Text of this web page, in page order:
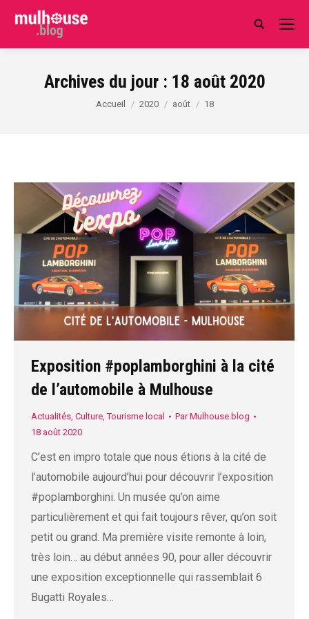
Search:
Archives du jour : 18 août 2020
Vous êtes ici :
Accueil 2020 août 18
Exposition #poplamborghini à la cité
de l’automobile à Mulhouse
Actualités, Culture,Tourisme local ParMulhouse.blog
18 août 2020
C’est en impro totale que nous étions à la cité de
l’automobile aujourd’hui pour découvrir l’exposition
#poplamborghini. Un musée qu’on aime
particulièrement et qui fait toujours rêver, qu’on soit
petit ou grand. Ma première visite remonte à loin,
très loin… au début années 90, pour aller découvrir
une exposition exceptionnelle qui rassemblait 6
Bugatti Royales…